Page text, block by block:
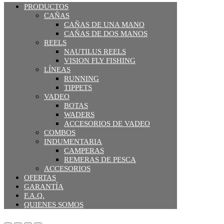
PRODUCTOS
CAÑAS
CAÑAS DE UNA MANO
CAÑAS DE DOS MANOS
REELS
NAUTILUS REELS
VISION FLY FISHING
LÍNEAS
RUNNING
TIPPETS
VADEO
BOTAS
WADERS
ACCESORIOS DE VADEO
COMBOS
INDUMENTARIA
CAMPERAS
REMERAS DE PESCA
ACCESORIOS
OFERTAS
GARANTÍA
F.A.Q.
QUIENES SOMOS